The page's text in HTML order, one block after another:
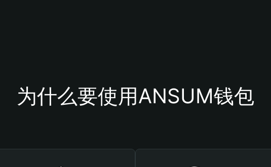
为什么要使用ANSUM钱包